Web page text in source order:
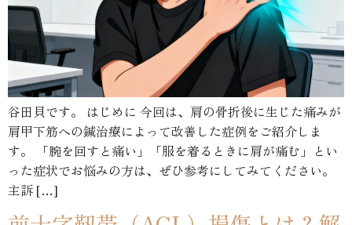
谷田貝です。 はじめに 今回は、肩の骨折後に生じた痛みが
肩甲下筋への鍼治療によって改善した症例をご紹介しま
す。 「腕を回すと痛い」「服を着るときに肩が痛む」とい
った症状でお悩みの方は、ぜひ参考にしてみてください。
主訴 […]